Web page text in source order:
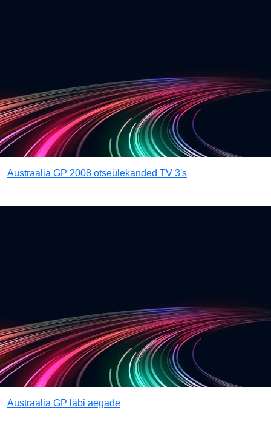
Austraalia GP 2008 otseülekanded TV 3's
Austraalia GP läbi aegade